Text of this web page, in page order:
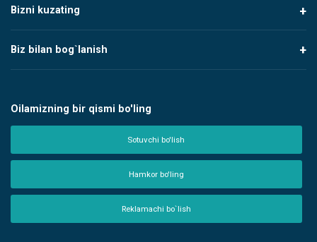
Bizni kuzating
Biz bilan bog`lanish
Oilamizning bir qismi bo'ling
Sotuvchi bo'lish
Hamkor bo'ling
Reklamachi bo`lish